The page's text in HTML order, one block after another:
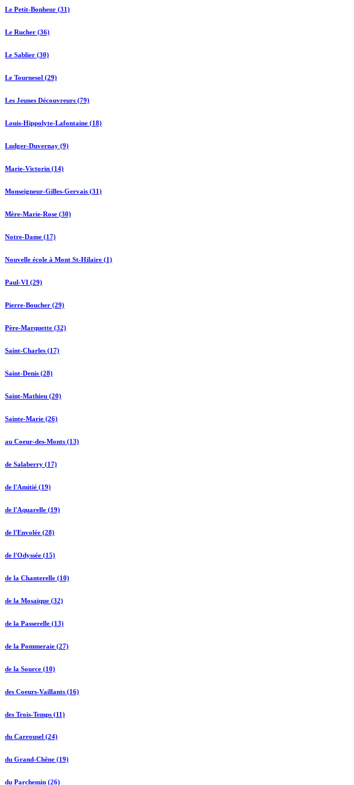
Le Petit-Bonheur (31)
Le Rucher (36)
Le Sablier (30)
Le Tournesol (29)
Les Jeunes Découvreurs (79)
Louis-Hippolyte-Lafontaine (18)
Ludger-Duvernay (9)
Marie-Victorin (14)
Monseigneur-Gilles-Gervais (31)
Mère-Marie-Rose (30)
Notre-Dame (17)
Nouvelle école à Mont St-Hilaire (1)
Paul-VI (29)
Pierre-Boucher (29)
Père-Marquette (32)
Saint-Charles (17)
Saint-Denis (28)
Saint-Mathieu (20)
Sainte-Marie (26)
au Coeur-des-Monts (13)
de Salaberry (17)
de l'Amitié (19)
de l'Aquarelle (19)
de l'Envolée (28)
de l'Odyssée (15)
de la Chanterelle (10)
de la Mosaïque (32)
de la Passerelle (13)
de la Pommeraie (27)
de la Source (10)
des Coeurs-Vaillants (16)
des Trois-Temps (11)
du Carrousel (24)
du Grand-Chêne (19)
du Parchemin (26)